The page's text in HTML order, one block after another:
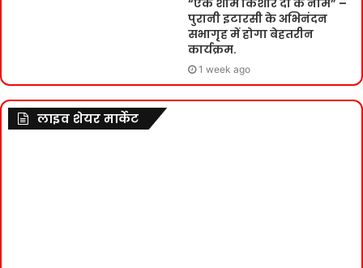
“एक शाम किशोर दा के नाम” –
पुरानी इटारसी के अभिनंदन
सभागृह में होगा बेहतरीन
कार्यक्रम.
1 week ago
लाइव शेयर मार्केट